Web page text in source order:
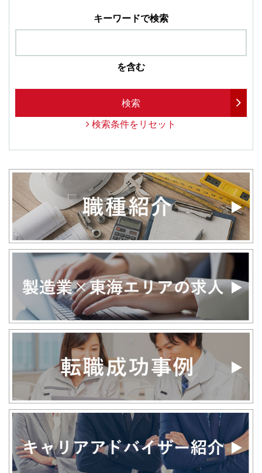
キーワードで検索
を含む
検索
検索条件をリセット